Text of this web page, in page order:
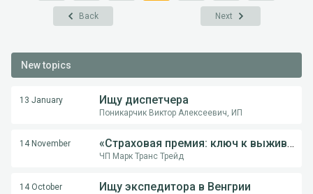
Back Next
New topics
13 January Ищу диспетчера
Поникарчик Виктор Алексеевич, ИП
14 November «Страховая премия: ключ к выживанию перевозчика в международной логистике»
ЧП Марк Транс Трейд
14 October Ищу экспедитора в Венгрии